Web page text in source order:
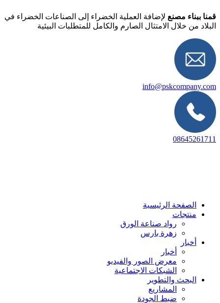
قمنا ببناء مصنع لإضافة العملية الخضراء إلى الصناعات الخضراء في
البلاد من خلال الامتثال الصارم والكامل للمتطلبات البيئية
info@pskcompany.com
08645261711
الصفحة الرئيسية
منتجات
رواد صناعة الورق
زهرة بارس
أخبار
أخبار
معرض الصور والفيديو
الشبكات الاجتماعية
البحث والتطوير
المشاريع
ضبط الجودة